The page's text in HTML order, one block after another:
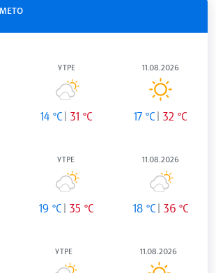
УТРЕ
14 °C 31 °C
11.08.2026
17 °C 32 °C
УТРЕ
19 °C 35 °C
11.08.2026
18 °C 36 °C
УТРЕ 11.08.2026